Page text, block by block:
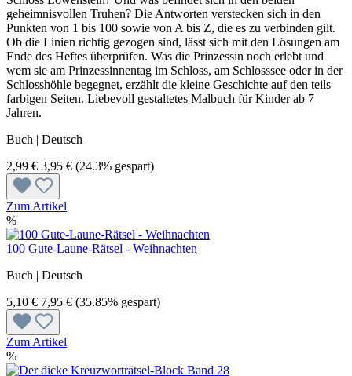
geheimnisvollen Truhen? Die Antworten verstecken sich in den
Punkten von 1 bis 100 sowie von A bis Z, die es zu verbinden gilt.
Ob die Linien richtig gezogen sind, lässt sich mit den Lösungen am
Ende des Heftes überprüfen. Was die Prinzessin noch erlebt und
wem sie am Prinzessinnentag im Schloss, am Schlosssee oder in der
Schlosshöhle begegnet, erzählt die kleine Geschichte auf den teils
farbigen Seiten. Liebevoll gestaltetes Malbuch für Kinder ab 7
Jahren.
Buch | Deutsch
2,99 € 3,95 € (24.3% gespart)
Zum Artikel
%
100 Gute-Laune-Rätsel - Weihnachten
Buch | Deutsch
5,10 € 7,95 € (35.85% gespart)
Zum Artikel
%